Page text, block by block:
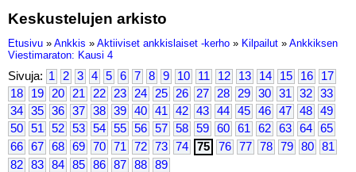
Keskustelujen arkisto
Etusivu » Ankkis » Aktiiviset ankkislaiset -kerho » Kilpailut » Ankkiksen
Viestimaraton: Kausi 4
Sivuja: 1 2 3 4 5 6 7 8 9 10 11 12 13 14 15 16
17
18
19 20 21 22 23 24 25 26 27 28 29 30 31 32
33
34
35 36 37 38 39 40 41 42 43 44 45 46 47 48
49
50
51 52 53 54 55 56 57 58 59 60 61 62 63 64
65
66
67 68 69 70 71 72 73 74 75 76 77 78 79 80
81
82
83 84 85 86 87 88 89